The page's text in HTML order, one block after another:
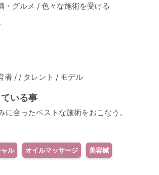
・グルメ / 色々な施術を受ける
者 / / タレント / モデル
いる事
に合ったベストな施術をおこなう。
ル オイルマッサージ 美容鍼